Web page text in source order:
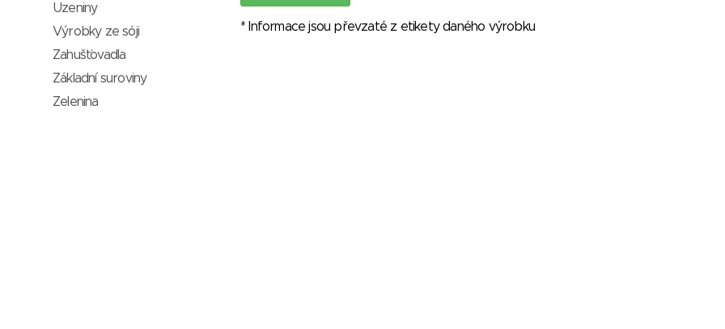
* Informace jsou převzaté z etikety daného výrobku
Uzeniny
Výrobky ze sóji
Zahušťovadla
Základní suroviny
Zelenina